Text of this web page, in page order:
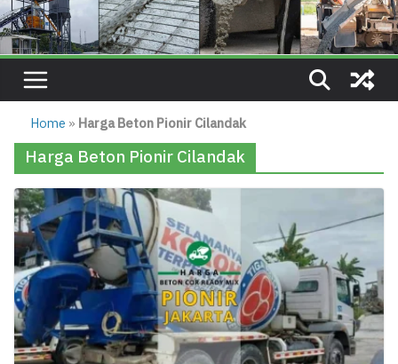
Home » Harga Beton Pionir Cilandak
Harga Beton Pionir Cilandak